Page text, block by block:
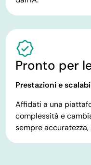
Pronto per
Prestazioni e
Affidati a una
complessità e
sempre